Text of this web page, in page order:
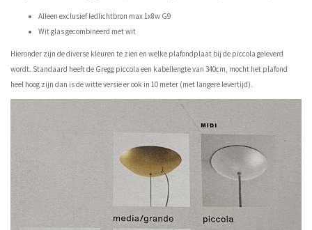
Alleen exclusief ledlichtbron max 1x8w G9
Wit glas gecombineerd met wit
Hieronder zijn de diverse kleuren te zien en welke plafondplaat bij de piccola geleverd
wordt. Standaard heeft de Gregg piccola een kabellengte van 340cm, mocht het plafond
heel hoog zijn dan is de witte versie er ook in 10 meter (met langere levertijd).